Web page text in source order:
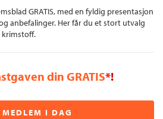
GRATIS, med en fyldig presentasjon
anbefalinger. Her får du et stort utvalg
din GRATIS*!
I DAG